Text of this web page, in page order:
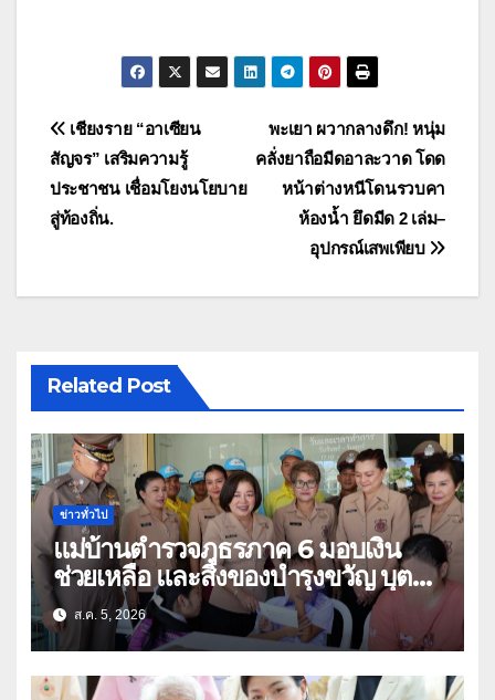
แนะแนว
เรื่อง
พะเยา ผวากลางดึก! หนุ่ม
คลั่งยาถือมีดอาละวาด โดด
หน้าต่างหนีโดนรวบคา
ห้องน้ำ ยึดมีด 2 เล่ม–
อุปกรณ์เสพเพียบ
เชียงราย “อาเซียน
สัญจร” เสริมความรู้
ประชาชน เชื่อมโยงนโยบาย
สู่ท้องถิ่น.
Related Post
ข่าวทั่วไป
แม่บ้านตำรวจภูธรภาค 6 มอบเงิน
ช่วยเหลือ และสิ่งของบำรุงขวัญ บุตร-
ธิดา ข้าราชการตำรวจจังหวัด
อุทัยธานี
ส.ค. 5, 2026